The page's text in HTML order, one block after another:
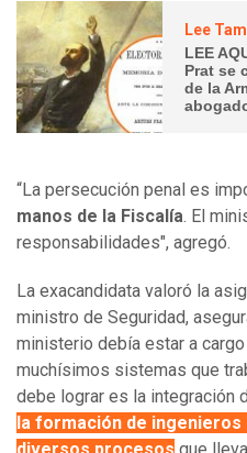
Lee
LEE
Prat se
de la
“La persecución penal es
manos de la Fiscalía. El
responsabilidades", agregó.
La exacandidata valoró la
ministro de Seguridad,
ministerio debía estar a
muchísimos sistemas que
debe lograr es la integración
la formación de